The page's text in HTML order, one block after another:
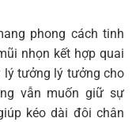
phong cách tinh
nhọn kết hợp quai
lý tưởng lý tưởng cho
vẫn muốn giữ sự
kéo dài đôi chân